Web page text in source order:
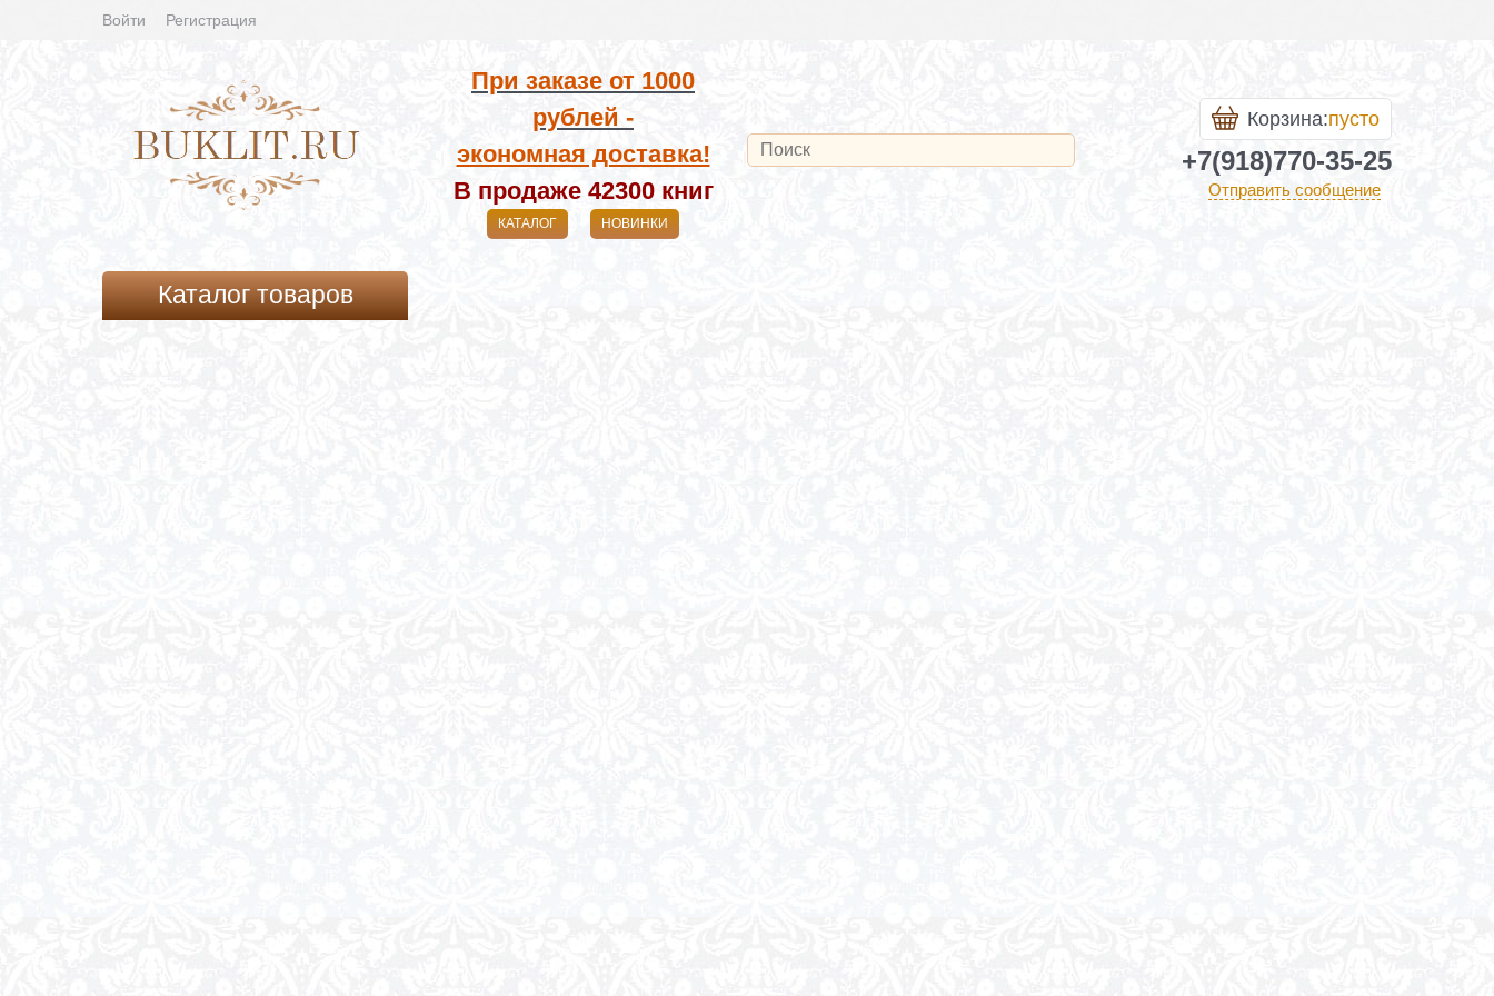
Войти Регистрация
При заказе от 1000
рублей -
экономная доставка!
В продаже 42300 книг
КАТАЛОГ НОВИНКИ
Корзина:пусто
+7(918)770-35-25
Отправить сообщение
Каталог товаров